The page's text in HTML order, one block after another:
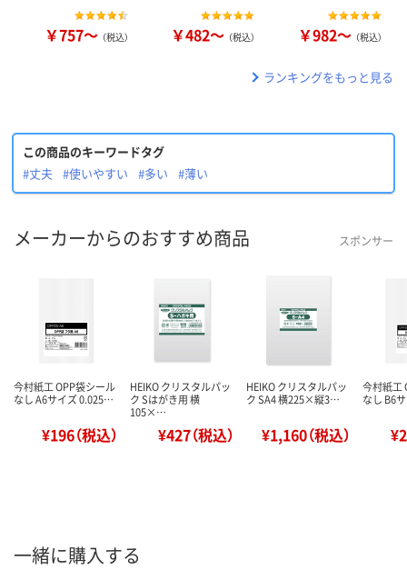
￥757～ （税込） ￥482～ （税込） ￥982～ （税込）
ランキングをもっと見る
この商品のキーワードタグ
#丈夫
#使いやすい #多い #薄い
メーカーからのおすすめ商品 スポンサー
今村紙工 OPP袋シール
なし A6サイズ 0.025…
¥196（税込）
HEIKO クリスタルパッ
ク Sはがき用 横
105×…
¥427（税込）
HEIKO クリスタルパッ
ク SA4 横225×縦3…
¥1,160（税込）
今村紙工
なし B6
一緒に購入する